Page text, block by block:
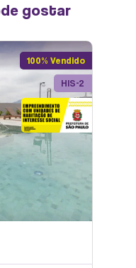
gostar
100% Vendido
HIS-2